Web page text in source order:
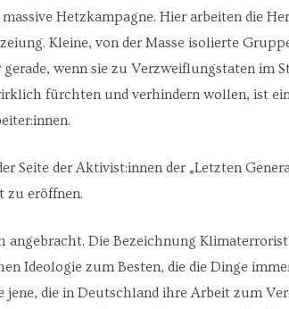
Hetzkampagne. Hier arbeiten die
Kleine, von der Masse isolierte
wenn sie zu Verzweiflungstaten im
fürchten und verhindern wollen, ist
Seite der Aktivist:innen der „Letzten
zu eröffnen.
angebracht. Die Bezeichnung
Ideologie zum Besten, die die Dinge
jene, die in Deutschland ihre Arbeit zum